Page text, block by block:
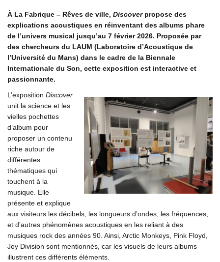
À La Fabrique – Rêves de ville, Discoverpropose des
explications acoustiques en réinventant des albums phare
de l’univers musical jusqu’au 7 février 2026. Proposée par
des chercheurs du LAUM (Laboratoire d’Acoustique de
l’Université du Mans) dans le cadre de la Biennale
Internationale du Son, cette exposition est interactive et
passionnante.
L’exposition Discover
unit la science et les
vielles pochettes
d’album pour
proposer un contenu
riche autour de
différentes
thématiques qui
touchent à la
musique. Elle
présente et explique
aux visiteurs les décibels, les longueurs d’ondes, les fréquences,
et d’autres phénomènes acoustiques en les reliant à des
musiques rock des années 90. Ainsi, Arctic Monkeys, Pink Floyd,
Joy Division sont mentionnés, car les visuels de leurs albums
illustrent ces différents éléments.